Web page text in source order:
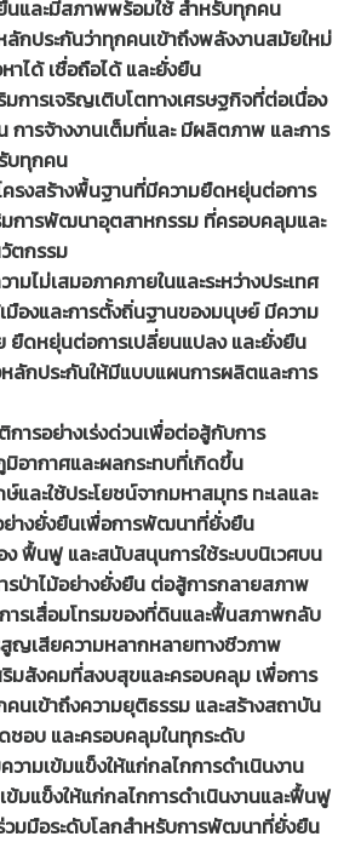
นและมีสภาพพร้อมใช้ สำหรับทุกคน
ลักประกันว่าทุกคนเข้าถึงพลังงานสมัยใหม่
าได้ เชื่อถือได้ และยั่งยืน
มการเจริญเติบโตทางเศรษฐกิจที่ต่อเนื่อง
การจ้างงานเต็มที่และ มีผลิตภาพ และการ
บทุกคน
ครงสร้างพื้นฐานที่มีความยืดหยุ่นต่อการ
มการพัฒนาอุตสาหกรรม ที่ครอบคลุมและ
ตกรรม
มไม่เสมอภาคภายในและระหว่างประเทศ
เมืองและการตั้งถิ่นฐานของมนุษย์ มีความ
ดหยุ่นต่อการเปลี่ยนแปลง และยั่งยืน
หลักประกันให้มีแบบแผนการผลิตและการ
การอย่างเร่งด่วนเพื่อต่อสู้กับการ
อากาศและผลกระทบที่เกิดขึ้น
และใช้ประโยชน์จากมหาสมุทร ทะเลและ
ย่างยั่งยืนเพื่อการพัฒนาที่ยั่งยืน
ง ฟื้นฟู และสนับสนุนการใช้ระบบนิเวศบน
ป่าไม้อย่างยั่งยืน ต่อสู้การกลายสภาพ
ารเสื่อมโทรมของที่ดินและฟื้นสภาพกลับ
ญเสียความหลากหลายทางชีวภาพ
ริมสังคมที่สงบสุขและครอบคลุม เพื่อการ
เข้าถึงความยุติธรรม และสร้างสถาบัน
อบ และครอบคลุมในทุกระดับ
วามเข้มแข็งให้แก่กลไกการดำเนินงาน
ข้มแข็งให้แก่กลไกการดำเนินงานและฟื้นฟู
มมือระดับโลกสำหรับการพัฒนาที่ยั่งยืน